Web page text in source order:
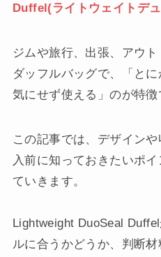
Duffel(ライトウェイトデ
ジムや旅行、出張、アウ
ダッフルバッグで、「と
気にせず使える」のが特徴
この記事では、デザイン
入前に知っておきたいポ
ていきます。
Lightweight DuoSeal
ルに合うかどうか、判断